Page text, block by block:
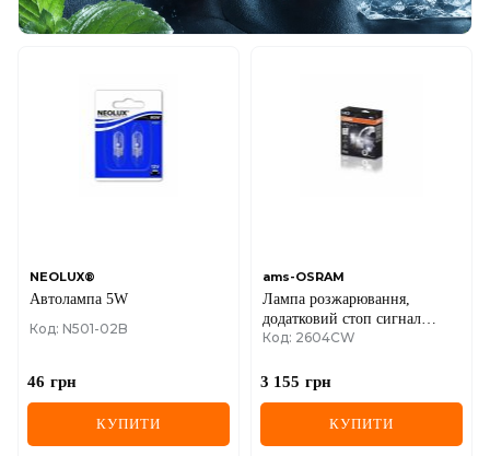
NEOLUX®
Автолампа 5W
Код: N501-02B
46 грн
КУПИТИ
ams-OSRAM
Лампа розжарювання,
додатковий стоп сигнал
2604CW 6,7W 12V PG20-7
Код: 2604CW
3 155 грн
КУПИТИ